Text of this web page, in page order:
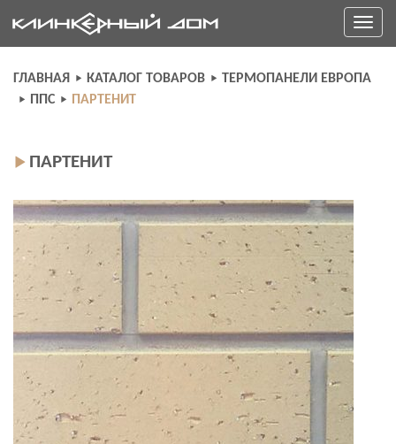
to
content
Toggle
ГЛАВНАЯ КАТАЛОГ ТОВАРОВ
ТЕРМОПАНЕЛИ ЕВРОПА
ППС
ПАРТЕНИТ
ПАРТЕНИТ